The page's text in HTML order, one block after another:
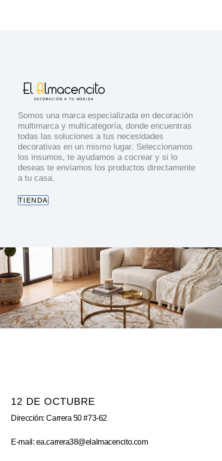
Somos una marca especializada en decoración
multimarca y multicategoría, donde encuentras
todas las soluciones a tus necesidades
decorativas en un mismo lugar. Seleccionamos
los insumos, te ayudamos a cocrear y si lo
deseas te enviamos los productos directamente
a tu casa.
TIENDA
12 DE OCTUBRE
Dirección: Carrera 50 #73-62
E-mail: ea.carrera38@elalmacencito.com